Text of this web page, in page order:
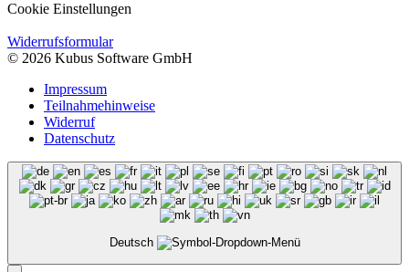
Cookie Einstellungen
Widerrufsformular
© 2026 Kubus Software GmbH
Impressum
Teilnahmehinweise
Widerruf
Datenschutz
Deutsch